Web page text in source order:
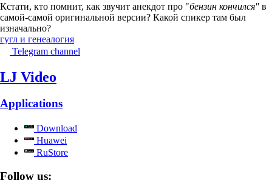
Кстати, кто помнит, как звучит анекдот про "бензин кончился" в
самой-самой оригинальной версии? Какой спикер там был
изначально?
гугл и генеалогия
Telegram channel
LJ Video
Applications
Download
Huawei
RuStore
Follow us: